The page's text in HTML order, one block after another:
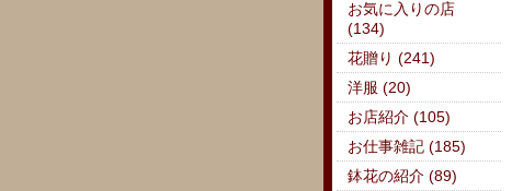
お気に入りの店
(134)
花贈り (241)
洋服 (20)
お店紹介 (105)
お仕事雑記 (185)
鉢花の紹介 (89)